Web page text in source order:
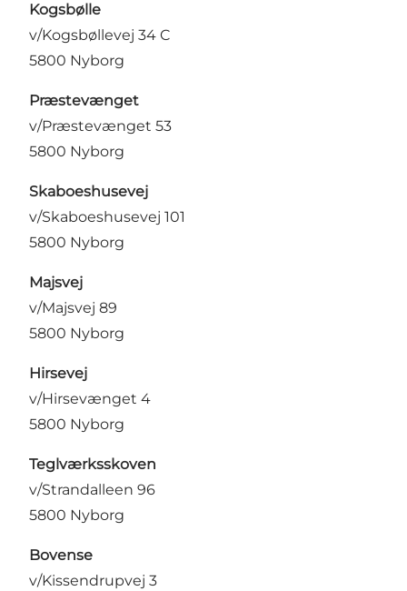
Kogsbølle
v/Kogsbøllevej 34 C
5800 Nyborg
Præstevænget
v/Præstevænget 53
5800 Nyborg
Skaboeshusevej
v/Skaboeshusevej 101
5800 Nyborg
Majsvej
v/Majsvej 89
5800 Nyborg
Hirsevej
v/Hirsevænget 4
5800 Nyborg
Teglværksskoven
v/Strandalleen 96
5800 Nyborg
Bovense
v/Kissendrupvej 3